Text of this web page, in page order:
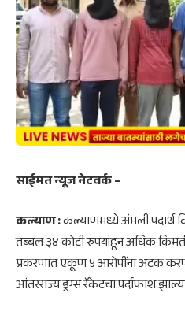
साईमत न्यूज नेटवर्क –
कल्याण :कल्याणमध्ये अंमली पदार्थ
तब्बल ३४ कोटी रुपयांहून अधिक
प्रकरणात एकूण ५ आरोपींना अटक
आंतरराज्य ड्रग्स रॅकेटचा पर्दाफाश